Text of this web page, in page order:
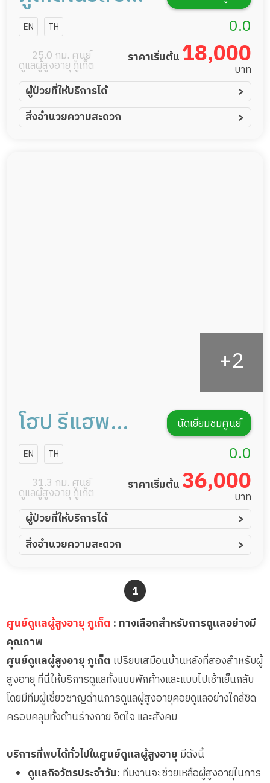
โฮม
EN TH 0.0
25.0 กม. ศูนย์
ดูแลผู้สูงอายุ ภูเก็ต ราคาเริ่มต้น 18,000
บาท
ผู้ป่วยที่ให้บริการได้
ผู้ป่วยอัมพาต อัมพฤกษ์
ผู้ป่วยอัลไซเมอร์
สิ่งอำนวยความสะดวก
นัดเยี่ยมชมศูนย์
โฮป รีแฮพ
แอนด์ เนอร์ส
ซิ่ง โฮม
EN TH 0.0
31.3 กม. ศูนย์
ดูแลผู้สูงอายุ ภูเก็ต ราคาเริ่มต้น 36,000
บาท
ผู้ป่วยที่ให้บริการได้
ผู้ป่วยอัมพาต อัมพฤกษ์
ผู้ป่วยอัลไซเมอร์
ผู้ป่วยที่มาพักฟื้นทำแผลกดทับ
ผู้ป่วยพักฟื้นหลังผ่าตัด
สิ่งอำนวยความสะดวก
แพทย์เฉพาะทาง
อาหารตามโภชนาการ
ดูแลความสะอาด ซักผ้า
กายภาพบำบัด
กิจกรรมนันทนาการ
รายงานข้อมูลสุขภาพ
1
ศูนย์ดูแลผู้สูงอายุ ภูเก็ต : ทางเลือกสำหรับการดูแลอย่างมี
คุณภาพ
ศูนย์ดูแลผู้สูงอายุ ภูเก็ต เปรียบเสมือนบ้านหลังที่สองสำหรับผู้
สูงอายุ ที่นี่ให้บริการดูแลทั้งแบบพักค้างและแบบไปเช้าเย็นกลับ
โดยมีทีมผู้เชี่ยวชาญด้านการดูแลผู้สูงอายุคอยดูแลอย่างใกล้ชิด
ครอบคลุมทั้งด้านร่างกาย จิตใจ และสังคม
บริการที่พบได้ทั่วไปในศูนย์ดูแลผู้สูงอายุ มีดังนี้
ดูแลกิจวัตรประจำวัน: ทีมงานจะช่วยเหลือผู้สูงอายุในการ